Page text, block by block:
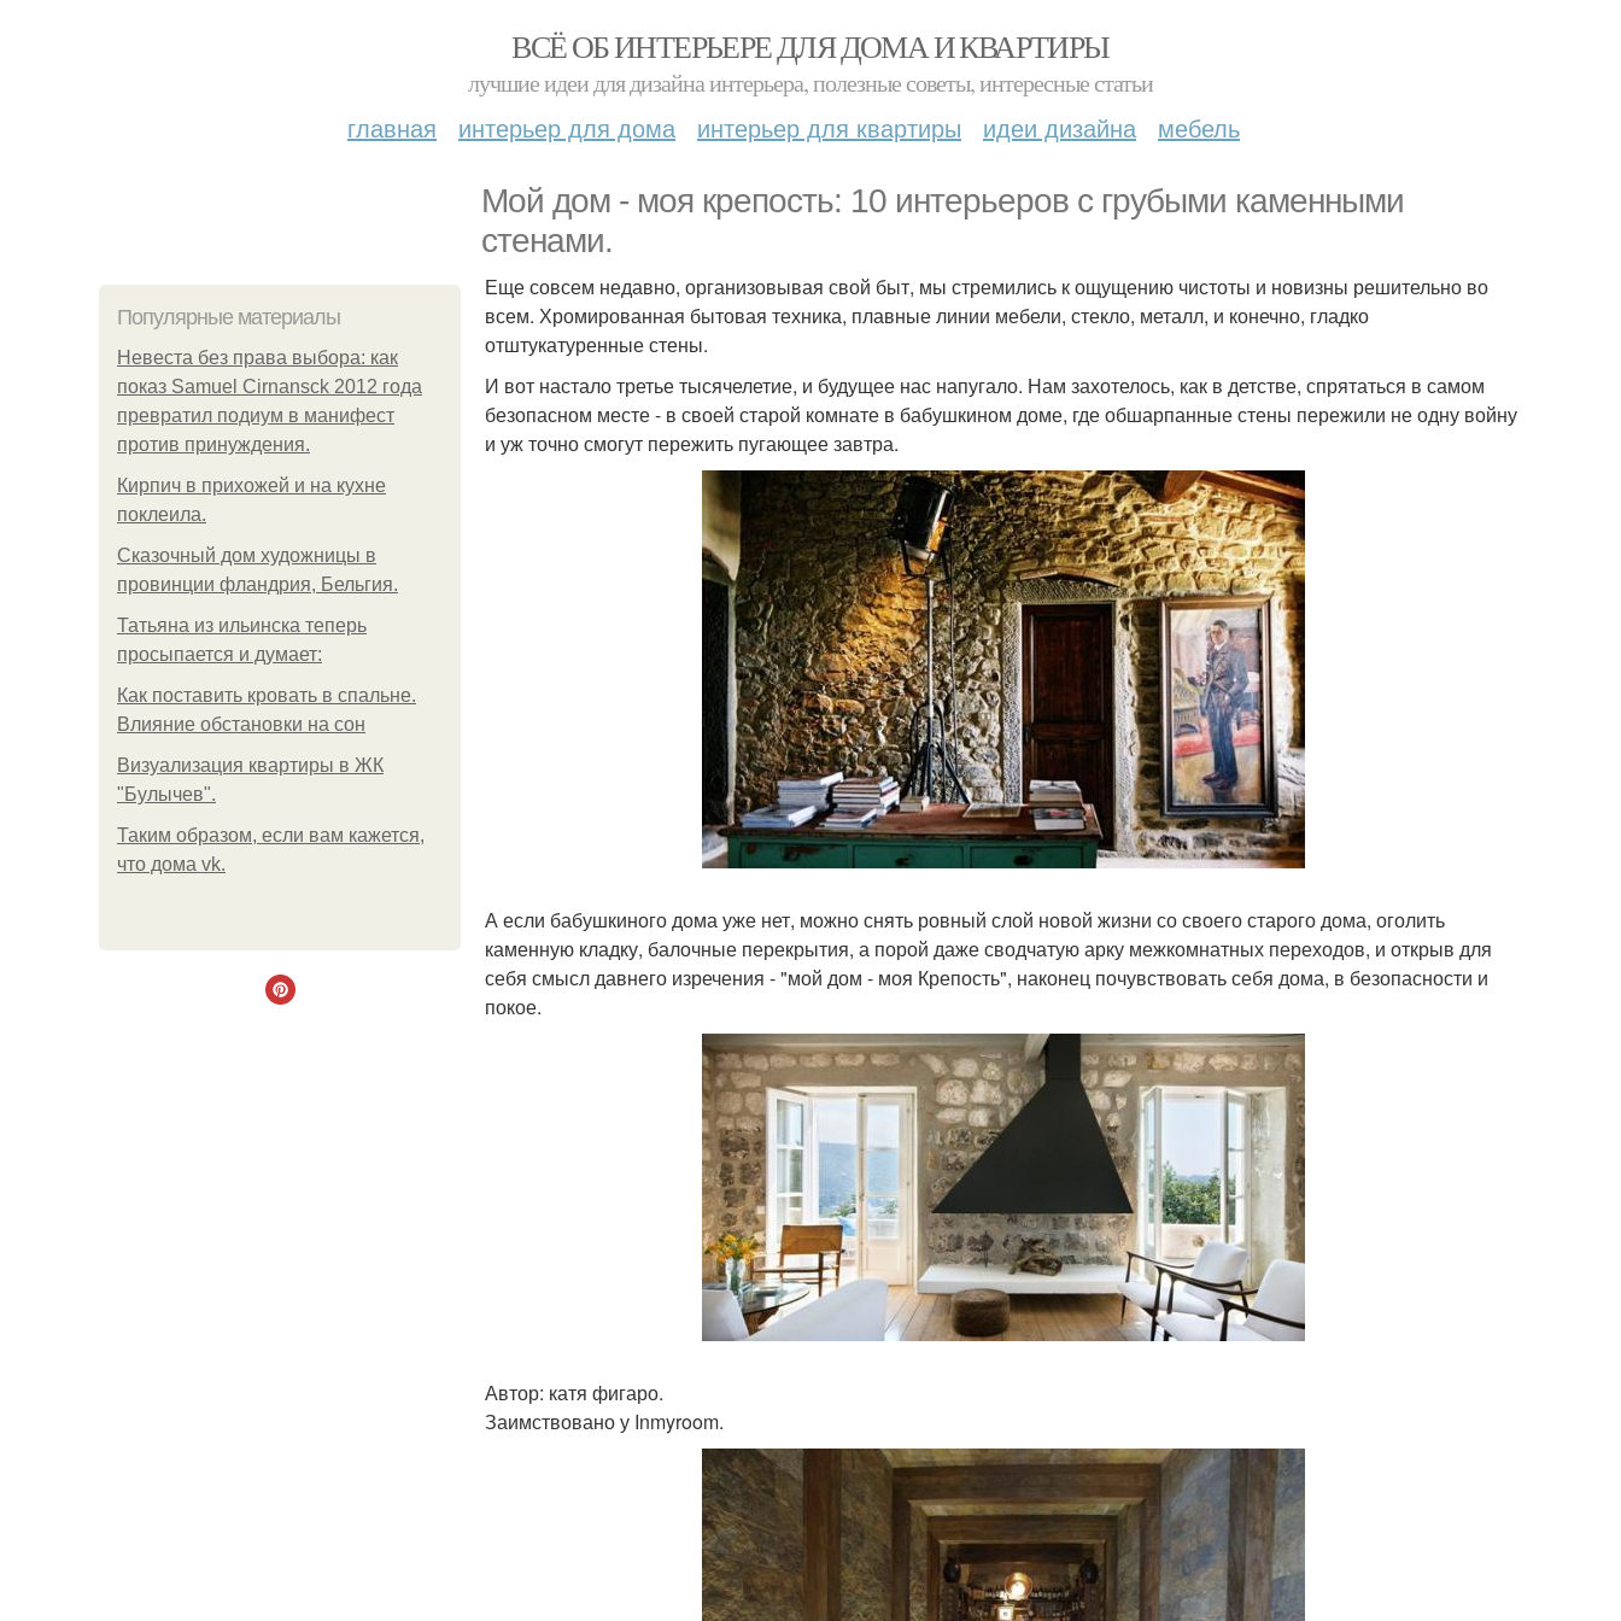
ВСЁ ОБ ИНТЕРЬЕРЕ ДЛЯ ДОМА И КВАРТИРЫ
лучшие идеи для дизайна интерьера, полезные советы, интересные статьи
главная интерьер для дома интерьер для квартиры идеи дизайна мебель
Мой дом - моя крепость: 10 интерьеров с грубыми каменными
стенами.
Популярные материалы
Невеста без права выбора: как
показ Samuel Cirnansck 2012 года
превратил подиум в манифест
против принуждения.
Кирпич в прихожей и на кухне
поклеила.
Сказочный дом художницы в
провинции фландрия, Бельгия.
Татьяна из ильинска теперь
просыпается и думает:
Как поставить кровать в спальне.
Влияние обстановки на сон
Визуализация квартиры в ЖК
"Булычев".
Таким образом, если вам кажется,
что дома vk.
Еще совсем недавно, организовывая свой быт, мы стремились к ощущению чистоты и новизны решительно во
всем. Хромированная бытовая техника, плавные линии мебели, стекло, металл, и конечно, гладко
отштукатуренные стены.
И вот настало третье тысячелетие, и будущее нас напугало. Нам захотелось, как в детстве, спрятаться в самом
безопасном месте - в своей старой комнате в бабушкином доме, где обшарпанные стены пережили не одну войну
и уж точно смогут пережить пугающее завтра.
А если бабушкиного дома уже нет, можно снять ровный слой новой жизни со своего старого дома, оголить
каменную кладку, балочные перекрытия, а порой даже сводчатую арку межкомнатных переходов, и открыв для
себя смысл давнего изречения - "мой дом - моя Крепость", наконец почувствовать себя дома, в безопасности и
покое.
Автор: катя фигаро.
Заимствовано у Inmyroom.